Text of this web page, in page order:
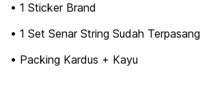
• 1 Sticker Brand
• 1 Set Senar String Sudah Terpasang
• Packing Kardus + Kayu